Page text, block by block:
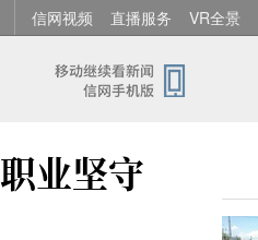
信网视频 直播服务 VR全景
业坚守